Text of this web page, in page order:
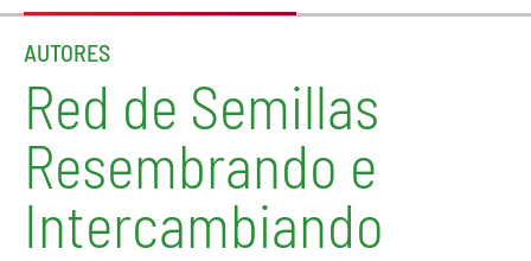
AUTORES
Red de Semillas
Resembrando e
Intercambiando